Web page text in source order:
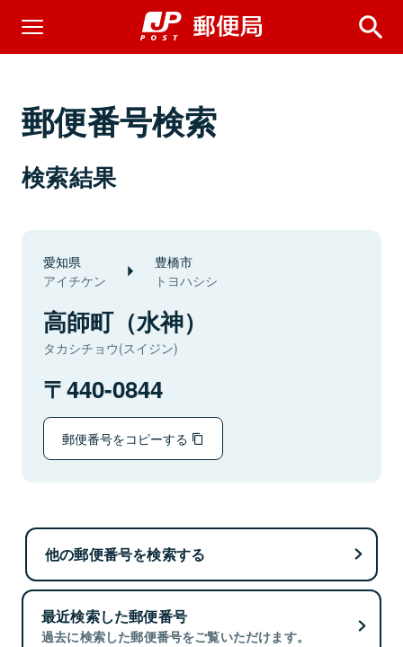
郵便番号検索
検索結果
愛知県
アイチケン
豊橋市
トヨハシシ
高師町（水神）
タカシチョウ(スイジン)
440-0844
郵便番号をコピーする
他の郵便番号を検索する
最近検索した郵便番号
過去に検索した郵便番号をご覧いただけます。